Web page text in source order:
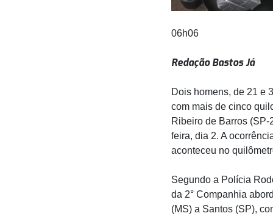
06h06
Redação Bastos Já
Dois homens, de 21 e
com mais de cinco
Ribeiro de Barros
feira, dia 2. A
aconteceu no
Segundo a Polícia
da 2° Companhia
(MS) a Santos (SP),